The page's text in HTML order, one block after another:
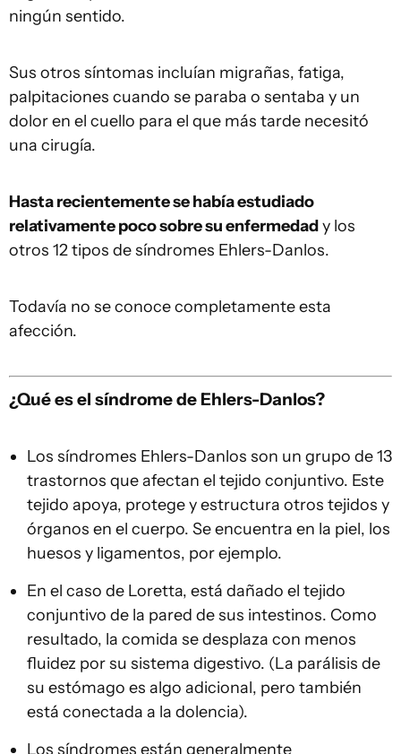
ningún sentido.
Sus otros síntomas incluían migrañas, fatiga,
palpitaciones cuando se paraba o sentaba y un
dolor en el cuello para el que más tarde necesitó
una cirugía.
Hastarecientementese había estudiado
relativamente poco sobre su enfermedady los
otros 12 tipos de síndromes Ehlers-Danlos.
Todavía no se conoce completamente esta
afección.
¿Qué es el síndrome de Ehlers-Danlos?
Los síndromes Ehlers-Danlos son un grupo de 13
trastornos que afectan el tejido conjuntivo. Este
tejido apoya, protege y estructura otros tejidos y
órganos en el cuerpo. Se encuentra en la piel, los
huesos y ligamentos, por ejemplo.
En el caso de Loretta, está dañado el tejido
conjuntivo de la pared de sus intestinos. Como
resultado, la comida se desplaza con menos
fluidez por su sistema digestivo. (La parálisis de
su estómago es algo adicional, pero también
está conectada a la dolencia).
Los síndromes están generalmente